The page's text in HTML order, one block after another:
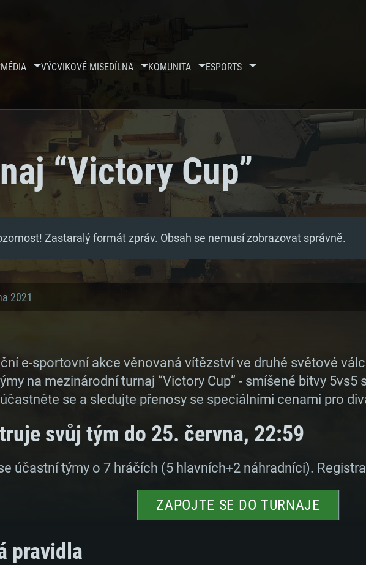
MÉDIA VÝCVIKOVÉ MISEDÍLNA KOMUNITA ESPORTS
“Victory Cup”
Zastaralý formát zpráv. Obsah se nemusí zobrazovat správně.
2021
e-sportovní akce věnovaná vítězství ve druhé světové
na mezinárodní turnaj “Victory Cup” - smíšené bitvy
se a sledujte přenosy se speciálními cenami pro
svůj tým do 25. června, 22:59
účastní týmy o 7 hráčích (5 hlavních+2 náhradníci).
ZAPOJTE SE DO TURNAJE
pravidla